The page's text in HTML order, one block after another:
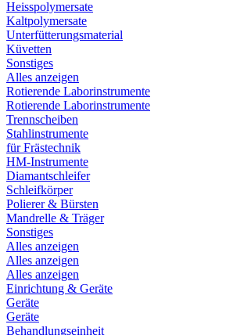
Heisspolymersate
Kaltpolymersate
Unterfütterungsmaterial
Küvetten
Sonstiges
Alles anzeigen
Rotierende Laborinstrumente
Rotierende Laborinstrumente
Trennscheiben
Stahlinstrumente
für Frästechnik
HM-Instrumente
Diamantschleifer
Schleifkörper
Polierer & Bürsten
Mandrelle & Träger
Sonstiges
Alles anzeigen
Alles anzeigen
Alles anzeigen
Einrichtung & Geräte
Geräte
Geräte
Behandlungseinheit